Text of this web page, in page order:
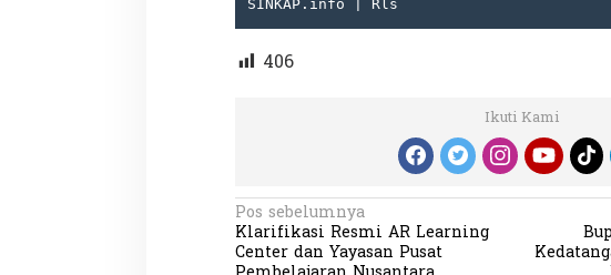
SINKAP.info | Rls
406
Ikuti Kami
N
a
Pos sebelumnya
Klarifikasi Resmi AR Learning
Center dan Yayasan Pusat